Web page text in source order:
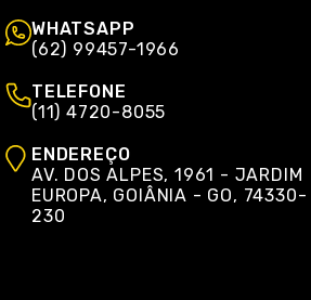
WHATSAPP
(62) 99457-1966
TELEFONE
(11) 4720-8055
ENDEREÇO
AV. DOS ALPES, 1961 - JARDIM
EUROPA, GOIÂNIA - GO, 74330-
230